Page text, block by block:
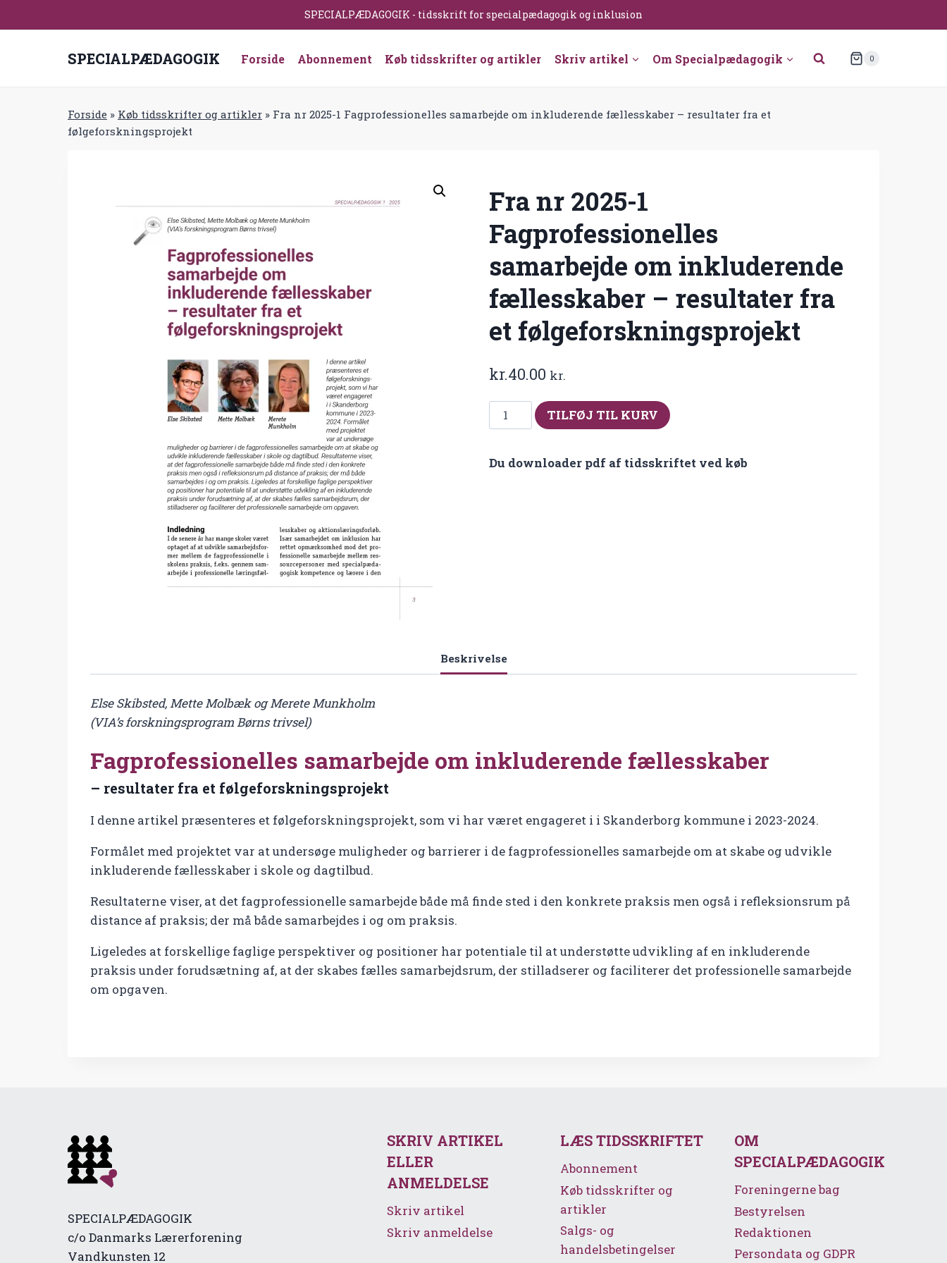
til
SPECIALPÆDAGOGIK - tidsskrift for specialpædagogik og inklusion
SPECIALPÆDAGOGIK Forside Abonnement Køb tidsskrifter og artikler Skriv artikel Om Specialpædagogik 0
Forside » Køb tidsskrifter og artikler » Fra nr 2025-1 Fagprofessionelles samarbejde om inkluderende fællesskaber – resultater fra et
følgeforskningsprojekt
Fra nr 2025-1
Fagprofessionelles
samarbejde om inkluderende
fællesskaber – resultater fra
et følgeforskningsprojekt
kr.40.00 kr.
Fra
nr
1
følgeforskningsprojekt
antal
TILFØJ TIL KURV
Du downloader pdf af tidsskriftet ved køb
Beskrivelse
Else Skibsted, Mette Molbæk og Merete Munkholm
(VIA’s forskningsprogram Børns trivsel)
Fagprofessionelles samarbejde om inkluderende fællesskaber
– resultater fra et følgeforskningsprojekt
I denne artikel præsenteres et følgeforsknings­projekt, som vi har været engageret i i Skanderborg kommune i 2023-2024.
Formålet med projektet var at undersøge muligheder og barrierer i de fagprofessionelles samarbejde om at skabe og udvikle
inkluderende fællesskaber i skole og dagtilbud.
Resultaterne viser, at det fagprofessionelle samarbejde både må finde sted i den konkrete praksis men også i refleksionsrum på
distance af praksis; der må både samarbejdes i og om praksis.
Ligeledes at forskellige faglige perspektiver og positioner har potentiale til at understøtte udvikling af en inkluderende
praksis under forudsætning af, at der skabes fælles samarbejdsrum, der stilladserer og faciliterer det professionelle samarbejde
om opgaven.
SPECIALPÆDAGOGIK
c/o Danmarks Lærerforening
Vandkunsten 12
SKRIV ARTIKEL
ELLER
ANMELDELSE
Skriv artikel
Skriv anmeldelse
LÆS TIDSSKRIFTET
Abonnement
Køb tidsskrifter og
artikler
Salgs- og
handelsbetingelser
OM
SPECIALPÆDAGOGIK
Foreningerne bag
Bestyrelsen
Redaktionen
Persondata og GDPR